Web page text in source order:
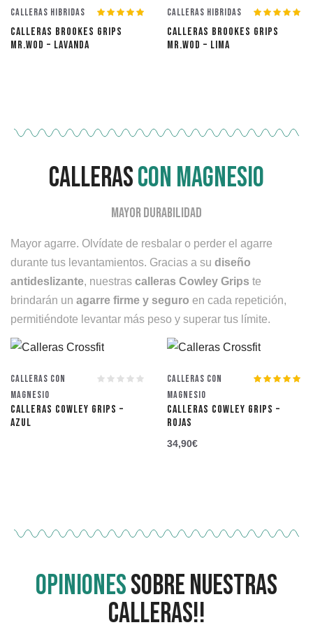
Calleras Hibridas
5.00de 5
CALLERAS BROOKES GRIPS
MR.WOD – LAVANDA
Calleras Hibridas
5.00de 5
CALLERAS BROOKES GRIPS
MR.WOD – LIMA
callerascon magnesio
Mayor durabilidad
Mayor agarre. Olvídate de resbalar o perder el agarre
durante tus levantamientos. Gracias a su diseño
antideslizante, nuestras calleras Cowley Grips te
brindarán un agarre firme y seguro en cada repetición,
permitiéndote levantar más peso y superar tus límite.
Calleras con
Magnesio
CALLERAS COWLEY GRIPS –
AZUL
Calleras con
Magnesio
CALLERAS COWLEY GRIPS –
ROJAS
34,90€
opinionessobre nuestras
Calleras!!